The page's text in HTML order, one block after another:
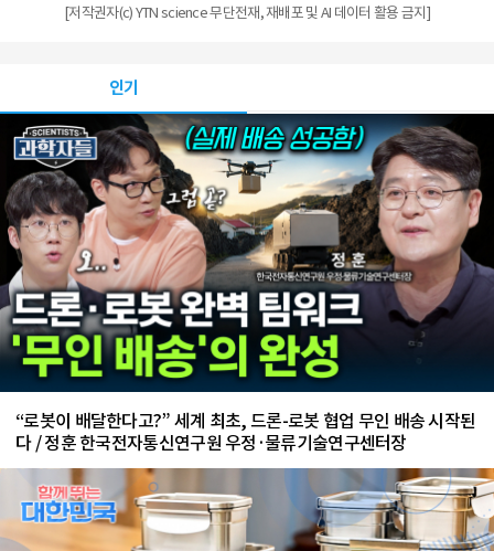
[저작권자(c) YTN science 무단전재, 재배포 및 AI 데이터 활용 금지]
인기
“로봇이 배달한다고?” 세계 최초, 드론-로봇 협업 무인 배송 시작된
다 / 정훈 한국전자통신연구원 우정·물류기술연구센터장